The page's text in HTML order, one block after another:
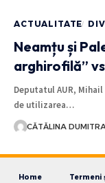
ACTUALITATE
Neamțu și
arghirofilă”
Deputatul AUR,
de utilizarea…
CĂTĂLINA
Home Termeni